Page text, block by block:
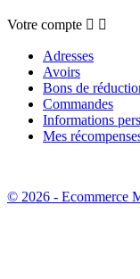
Votre compte  
Adresses
Avoirs
Bons de
Commandes
Informations
Mes
© 2026 - Ecommerce